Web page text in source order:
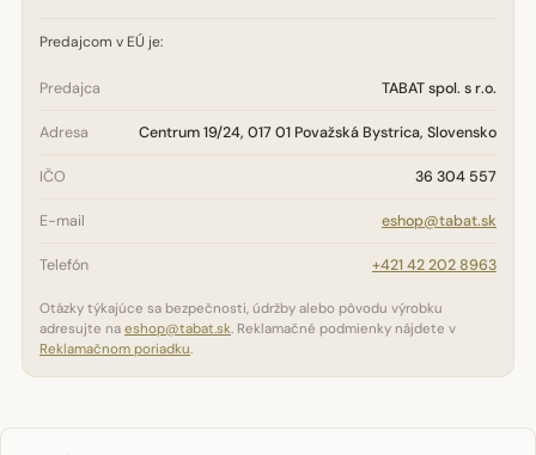
Predajcom v EÚ je:
Predajca TABAT spol. s r.o.
Adresa Centrum 19/24, 017 01 Považská Bystrica, Slovensko
IČO 36 304 557
E-mail eshop@tabat.sk
Telefón +421 42 202 8963
Otázky týkajúce sa bezpečnosti, údržby alebo pôvodu výrobku
adresujte na eshop@tabat.sk. Reklamačné podmienky nájdete v
Reklamačnom poriadku.